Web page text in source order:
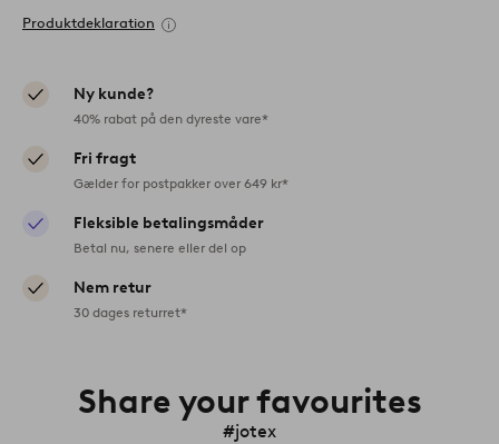
Produktdeklaration
Ny kunde?
40% rabat på den dyreste vare*
Fri fragt
Gælder for postpakker over 649 kr*
Fleksible betalingsmåder
Betal nu, senere eller del op
Nem retur
30 dages returret*
Share your favourites
#jotex